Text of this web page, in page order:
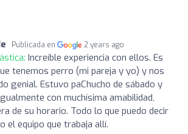
Publicada en 2 years ago
Increíble experiencia con ellos. Es
tenemos perro (mi pareja y yo) y nos
genial. Estuvo paChucho de sábado y
con muchísima amabilidad,
de su horario. Todo lo que puedo decir
el equipo que trabaja allí.